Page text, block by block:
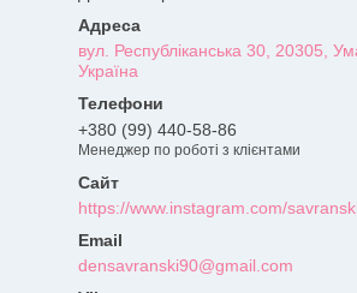
вул. Республіканська 30, 20305,
Україна
+380 (99) 440-58-86
Менеджер по роботі з клієнтами
densavranski90@gmail.com